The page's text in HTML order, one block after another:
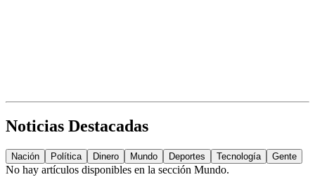
Noticias Destacadas
Nación Política Dinero Mundo Deportes Tecnología Gente
No hay artículos disponibles en la sección Mundo.